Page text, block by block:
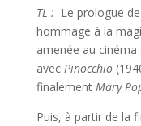
TL : Le prologue de
hommage à la
amenée au
avec Pinocchio
finalement Mary
Puis, à partir de la